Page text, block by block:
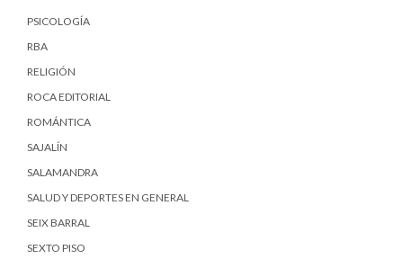
PSICOLOGÍA
RBA
RELIGIÓN
ROCA EDITORIAL
ROMÁNTICA
SAJALÍN
SALAMANDRA
SALUD Y DEPORTES EN GENERAL
SEIX BARRAL
SEXTO PISO